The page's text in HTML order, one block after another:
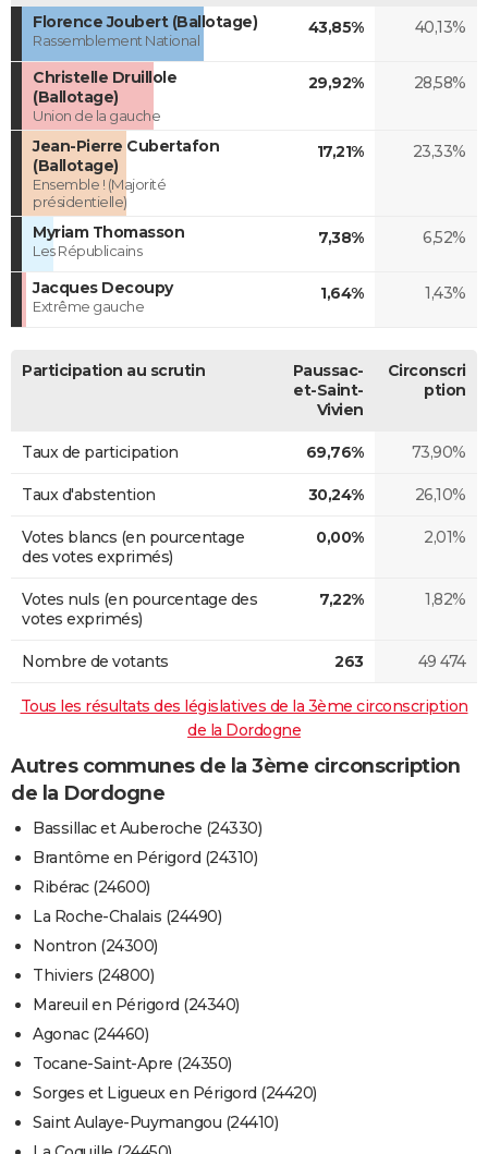
Florence Joubert (Ballotage)
Rassemblement National
43,85% 40,13%
Christelle Druillole
(Ballotage)
Union de la gauche
29,92% 28,58%
Jean-Pierre Cubertafon
(Ballotage)
Ensemble ! (Majorité
présidentielle)
17,21% 23,33%
Myriam Thomasson
Les Républicains
7,38% 6,52%
Jacques Decoupy
Extrême gauche
1,64% 1,43%
Participation au scrutin
Paussac-
et-Saint-
Vivien
Circonscri
ption
Taux de participation 69,76% 73,90%
Taux d'abstention 30,24% 26,10%
Votes blancs (en pourcentage
des votes exprimés)
0,00% 2,01%
Votes nuls (en pourcentage des
votes exprimés)
7,22% 1,82%
Nombre de votants 263 49 474
Tous les résultats des législatives de la 3ème circonscription
de la Dordogne
Autres communes de la 3ème circonscription
de la Dordogne
Bassillac et Auberoche (24330)
Brantôme en Périgord (24310)
Ribérac (24600)
La Roche-Chalais (24490)
Nontron (24300)
Thiviers (24800)
Mareuil en Périgord (24340)
Agonac (24460)
Tocane-Saint-Apre (24350)
Sorges et Ligueux en Périgord (24420)
Saint Aulaye-Puymangou (24410)